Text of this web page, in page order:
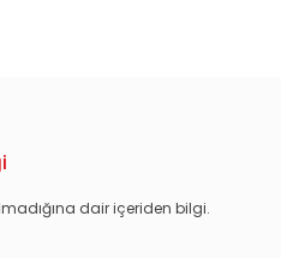
dair içeriden bilgi.